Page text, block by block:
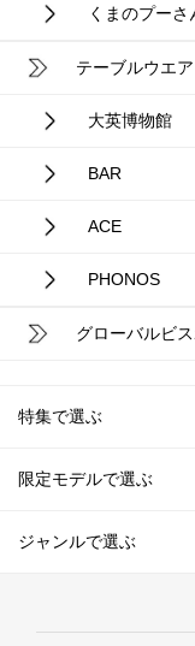
くまのプーさ
テーブルウエア
大英博物館
BAR
ACE
PHONOS
グローバルビ
特集で選ぶ
限定モデルで選ぶ
ジャンルで選ぶ